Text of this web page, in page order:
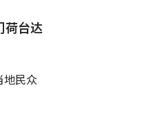
荷台达
地民众